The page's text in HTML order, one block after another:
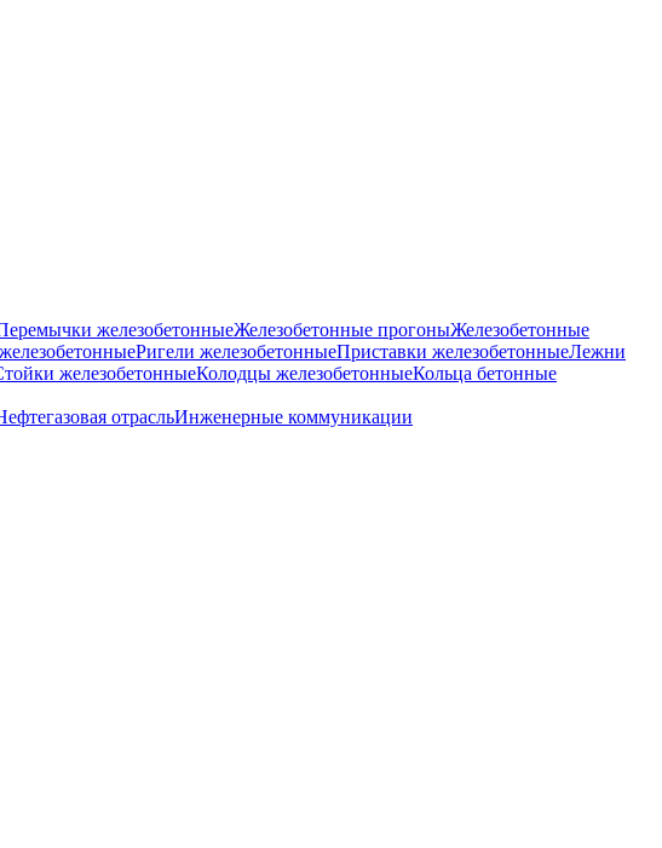
железобетонныеЖелезобетонные прогоныЖелезобетонные
Ригели железобетонныеПриставки железобетонныеЛежни
железобетонныеКолодцы железобетонныеКольца бетонные
отрасльИнженерные коммуникации